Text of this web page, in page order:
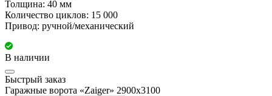
Толщина: 40 мм
Количество циклов: 15 000
Привод: ручной/механический
В наличии
Быстрый заказ
Гаражные ворота «Zaiger» 2900x3100